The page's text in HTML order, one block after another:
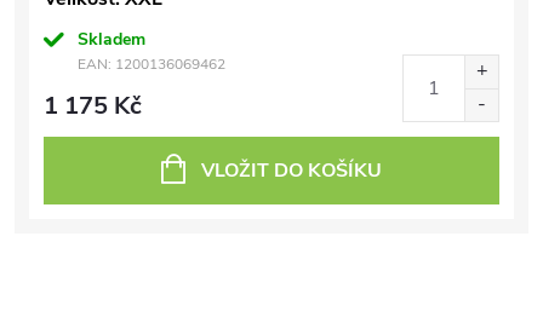
Skladem
EAN: 1200136069462
1 175 Kč
VLOŽIT DO KOŠÍKU